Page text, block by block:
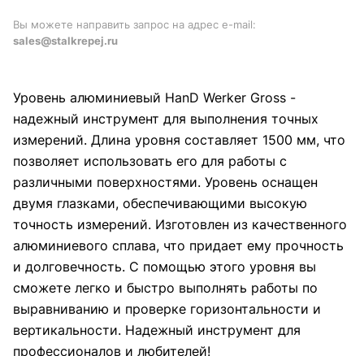
Вы можете направить запрос на адрес e-mail:
sales@stalkrepej.ru
Уровень алюминиевый HanD Werker Gross -
надежный инструмент для выполнения точных
измерений. Длина уровня составляет 1500 мм, что
позволяет использовать его для работы с
различными поверхностями. Уровень оснащен
двумя глазками, обеспечивающими высокую
точность измерений. Изготовлен из качественного
алюминиевого сплава, что придает ему прочность
и долговечность. С помощью этого уровня вы
сможете легко и быстро выполнять работы по
выравниванию и проверке горизонтальности и
вертикальности. Надежный инструмент для
профессионалов и любителей!